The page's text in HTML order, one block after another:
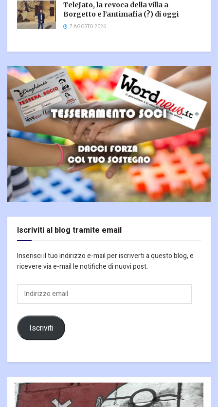
TeleJato, la revoca della villa a
Borgetto e l’antimafia (?) di oggi
7 AGOSTO 2026
Iscriviti al blog tramite email
Inserisci il tuo indirizzo e-mail per iscriverti a questo blog, e
ricevere via e-mail le notifiche di nuovi post.
Indirizzo
email
Iscriviti